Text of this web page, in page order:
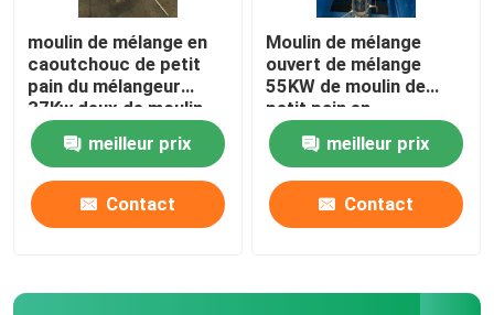
moulin de mélange en
caoutchouc de petit
pain du mélangeur
37Kw deux de moulin
de diamètre de 400mm
meilleur prix
Contact
Moulin de mélange
ouvert de mélange
55KW de moulin de
petit pain en
caoutchouc de la
machine XK450 deux
meilleur prix
Contact